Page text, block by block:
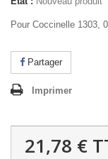
Pour Coccinelle 1303,
Partager
Imprimer
21,78 €